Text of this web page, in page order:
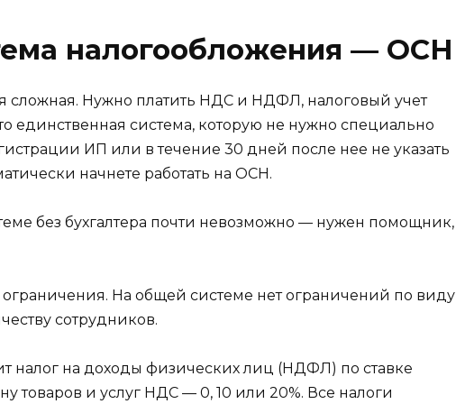
налогообложения — ОСН
сложная. Нужно платить НДС и НДФЛ, налоговый учет
единственная система, которую не нужно специально
ИП или в течение 30 дней после нее не указать
начнете работать на ОСН.
без бухгалтера почти невозможно — нужен помощник,
На общей системе нет ограничений по виду
сотрудников.
налог на доходы физических лиц (НДФЛ) по ставке
товаров и услуг НДС — 0, 10 или 20%. Все налоги